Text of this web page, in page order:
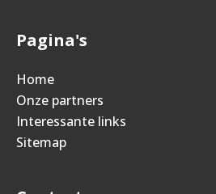
Pagina's
Home
Onze partners
Interessante links
Sitemap